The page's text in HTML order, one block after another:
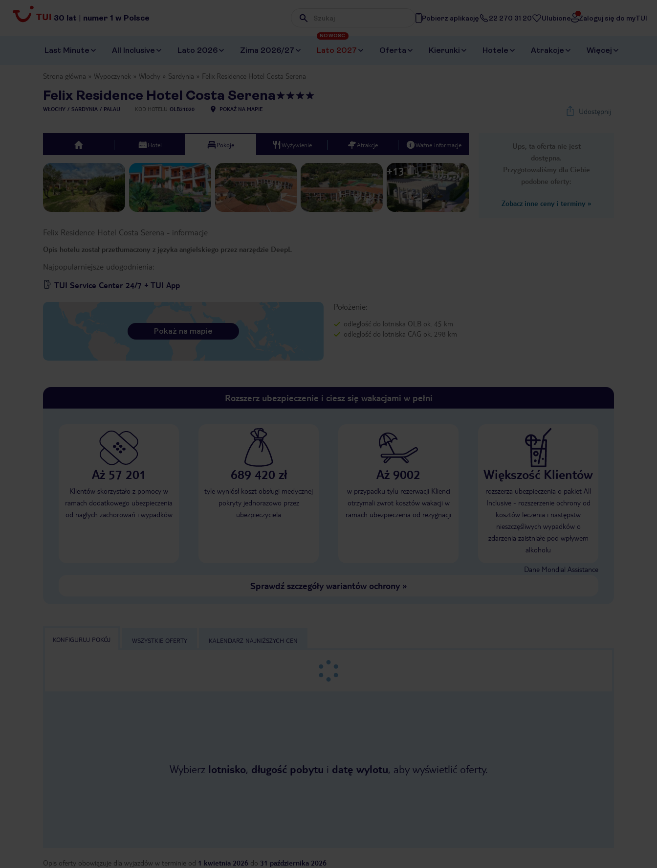
30 lat | numer 1 w Polsce Wpisz frazę, której szukasz
Pobierz aplikację 22 270 31 20 Ulubione Zaloguj się do myTUI
Last Minute All Inclusive Lato 2026 Zima 2026/27 Lato 2027
NOWOŚĆ
Oferta Kierunki Hotele Atrakcje Więcej
Strona główna Wypoczynek Włochy Sardynia Felix Residence Hotel Costa Serena
Felix Residence Hotel Costa Serena
WŁOCHY SARDYNIA PALAU KOD HOTELU OLB21020 POKAŻ NA MAPIE Udostępnij
Ups, ta oferta nie jest
dostępna.
Przygotowaliśmy dla Ciebie
podobne oferty:
Zobacz inne ceny i terminy »
top Hotel Pokoje Wyżywienie Atrakcje Ważne informacje
Previous slide Next slide
1 /19
+13
Felix Residence Hotel Costa Serena - informacje
Opis hotelu został przetłumaczony z języka angielskiego przez narzędzie DeepL
Najpopularniejsze udogodnienia:
TUI Service Center 24/7 + TUI App
Położenie:
odległość do lotniska OLB ok. 45 km
odległość do lotniska CAG ok. 298 km
Pokaż na mapie
Rozszerz ubezpieczenie i ciesz się wakacjami w pełni
Aż 57 201
Klientów skorzystało z pomocy w
ramach dodatkowego ubezpieczenia
od nagłych zachorowań i wypadków
689 420 zł
tyle wyniósł koszt obsługi medycznej
pokryty jednorazowo przez
ubezpieczyciela
Aż 9002
w przypadku tylu rezerwacji Klienci
otrzymali zwrot kosztów wakacji w
ramach ubezpieczenia od rezygnacji
Większość Klientów
rozszerza ubezpieczenia o pakiet All
Inclusive - rozszerzenie ochrony od
kosztów leczenia i następstw
nieszczęśliwych wypadków o
zdarzenia zaistniałe pod wpływem
alkoholu
Dane Mondial Assistance
Sprawdź szczegóły wariantów ochrony»
KONFIGURUJ POKÓJ WSZYSTKIE OFERTY KALENDARZ NAJNIŻSZYCH CEN
Wybierz lotnisko, długość pobytu i datę wylotu, aby wyświetlić oferty.
Opis oferty obowiązuje dla wyjazdów w terminie od 1 kwietnia 2026 do 31 października 2026